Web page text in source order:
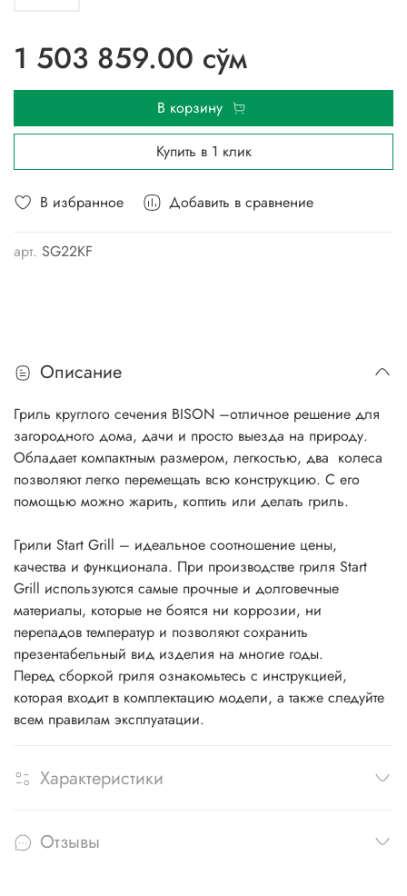
В избранное Добавить в сравнение
арт. SG22KF
1 503 859.00 сўм
В корзину
Купить в 1 клик
Описание
Гриль круглого сечения BISON –отличное решение для
загородного дома, дачи и просто выезда на природу.
Обладает компактным размером, легкостью, два колеса
позволяют легко перемещать всю конструкцию. С его
помощью можно жарить, коптить или делать гриль.
Грили Start Grill – идеальное соотношение цены,
качества и функционала. При производстве гриля Start
Grill используются самые прочные и долговечные
материалы, которые не боятся ни коррозии, ни
перепадов температур и позволяют сохранить
презентабельный вид изделия на многие годы.
Перед сборкой гриля ознакомьтесь с инструкцией,
которая входит в комплектацию модели, а также следуйте
всем правилам эксплуатации.
Характеристики
Отзывы